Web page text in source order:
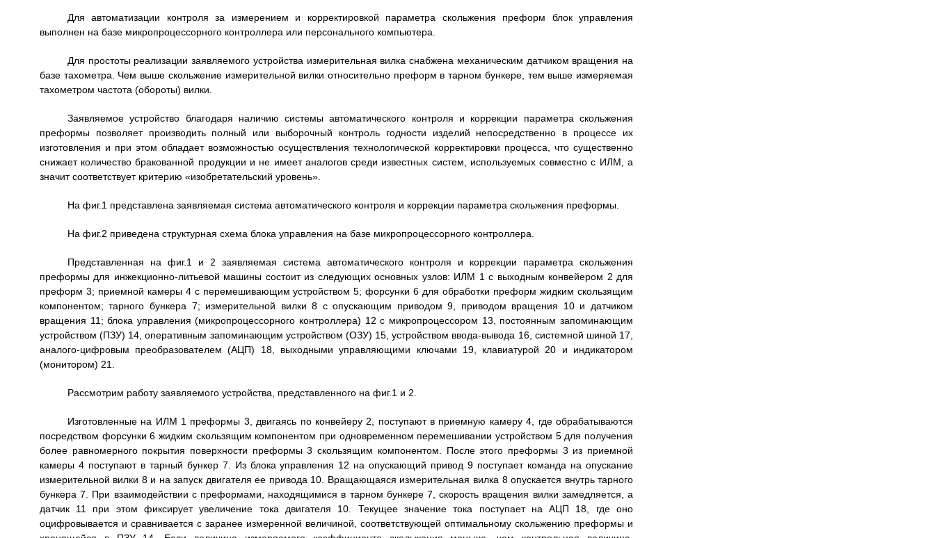
Для автоматизации контроля за измерением и корректировкой параметра скольжения преформ блок управления
выполнен на базе микропроцессорного контроллера или персонального компьютера.
Для простоты реализации заявляемого устройства измерительная вилка снабжена механическим датчиком вращения на
базе тахометра. Чем выше скольжение измерительной вилки относительно преформ в тарном бункере, тем выше измеряемая
тахометром частота (обороты) вилки.
Заявляемое устройство благодаря наличию системы автоматического контроля и коррекции параметра скольжения
преформы позволяет производить полный или выборочный контроль годности изделий непосредственно в процессе их
изготовления и при этом обладает возможностью осуществления технологической корректировки процесса, что существенно
снижает количество бракованной продукции и не имеет аналогов среди известных систем, используемых совместно с ИЛМ, а
значит соответствует критерию «изобретательский уровень».
На фиг.1 представлена заявляемая система автоматического контроля и коррекции параметра скольжения преформы.
На фиг.2 приведена структурная схема блока управления на базе микропроцессорного контроллера.
Представленная на фиг.1 и 2 заявляемая система автоматического контроля и коррекции параметра скольжения
преформы для инжекционно-литьевой машины состоит из следующих основных узлов: ИЛМ 1 с выходным конвейером 2 для
преформ 3; приемной камеры 4 с перемешивающим устройством 5; форсунки 6 для обработки преформ жидким скользящим
компонентом; тарного бункера 7; измерительной вилки 8 с опускающим приводом 9, приводом вращения 10 и датчиком
вращения 11; блока управления (микропроцессорного контроллера) 12 с микропроцессором 13, постоянным запоминающим
устройством (ПЗУ) 14, оперативным запоминающим устройством (ОЗУ) 15, устройством ввода-вывода 16, системной шиной 17,
аналого-цифровым преобразователем (АЦП) 18, выходными управляющими ключами 19, клавиатурой 20 и индикатором
(монитором) 21.
Рассмотрим работу заявляемого устройства, представленного на фиг.1 и 2.
Изготовленные на ИЛМ 1 преформы 3, двигаясь по конвейеру 2, поступают в приемную камеру 4, где обрабатываются
посредством форсунки 6 жидким скользящим компонентом при одновременном перемешивании устройством 5 для получения
более равномерного покрытия поверхности преформы 3 скользящим компонентом. После этого преформы 3 из приемной
камеры 4 поступают в тарный бункер 7. Из блока управления 12 на опускающий привод 9 поступает команда на опускание
измерительной вилки 8 и на запуск двигателя ее привода 10. Вращающаяся измерительная вилка 8 опускается внутрь тарного
бункера 7. При взаимодействии с преформами, находящимися в тарном бункере 7, скорость вращения вилки замедляется, а
датчик 11 при этом фиксирует увеличение тока двигателя 10. Текущее значение тока поступает на АЦП 18, где оно
оцифровывается и сравнивается с заранее измеренной величиной, соответствующей оптимальному скольжению преформы и